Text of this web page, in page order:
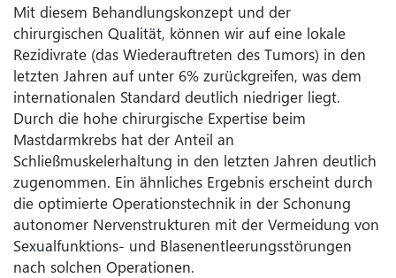
Mit diesem Behandlungskonzept und der
chirurgischen Qualität, können wir auf eine lokale
Rezidivrate (das Wiederauftreten des Tumors) in den
letzten Jahren auf unter 6% zurückgreifen, was dem
internationalen Standard deutlich niedriger liegt.
Durch die hohe chirurgische Expertise beim
Mastdarmkrebs hat der Anteil an
Schließmuskelerhaltung in den letzten Jahren deutlich
zugenommen. Ein ähnliches Ergebnis erscheint durch
die optimierte Operationstechnik in der Schonung
autonomer Nervenstrukturen mit der Vermeidung von
Sexualfunktions- und Blasenentleerungsstörungen
nach solchen Operationen.